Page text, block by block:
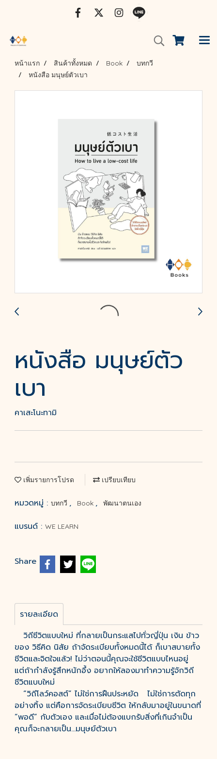
หน้าแรก สินค้าทั้งหมด Book
บทกวี
หนังสือ มนุษย์ตัวเบา
หนังสือ มนุษย์ตัว
เบา
คาเสะโนะทามิ
เพิ่มรายการโปรด เปรียบเทียบ
หมวดหมู่ : บทกวี , Book , พัฒนาตนเอง
แบรนด์ : WE LEARN
Share
รายละเอียด
วิถีชีวิตแบบใหม่ ที่กลายเป็นกระแสไปทั่วญี่ปุ่น เงิน ข้าว
ของ วิธีคิด นิสัย ถ้าจัดระเบียบทั้งหมดนี้ได้ ก็เบาสบายทั้ง
ชีวิตและจิตใจแล้ว! ไม่ว่าตอนนี้คุณจะใช้ชีวิตแบบไหนอยู่
แต่ถ้ากำลังรู้สึกหนักอึ้ง อยากให้ลองมาทำความรู้จักวิถี
ชีวิตแบบใหม่
“วิถีโลว์คอสต์” ไม่ใช่การฝืนประหยัด ไม่ใช่การตัดทุก
อย่างทิ้ง แต่คือการจัดระเบียบชีวิต ให้กลับมาอยู่ในขนาดที่
“พอดี” กับตัวเอง และเมื่อไม่ต้องแบกรับสิ่งที่เกินจำเป็น
คุณก็จะกลายเป็น...มนุษย์ตัวเบา